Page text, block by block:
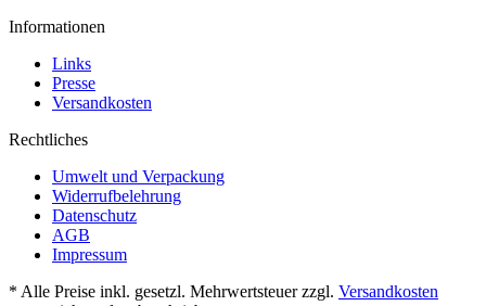
Informationen
Links
Presse
Versandkosten
Rechtliches
Umwelt und Verpackung
Widerrufbelehrung
Datenschutz
AGB
Impressum
* Alle Preise inkl. gesetzl. Mehrwertsteuer zzgl. Versandkosten